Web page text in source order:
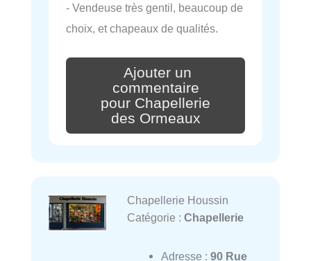
- Vendeuse très gentil, beaucoup de
choix, et chapeaux de qualités.
Ajouter un
commentaire
pour Chapellerie
des Ormeaux
Chapellerie Houssin
Catégorie : Chapellerie
Adresse : 90 Rue